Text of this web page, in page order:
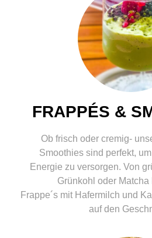
FRAPPÉS &
Ob frisch oder cremig-
Smoothies sind perfekt,
Energie zu versorgen. Von
Grünkohl oder
Frappe´s mit Hafermilch und
auf den